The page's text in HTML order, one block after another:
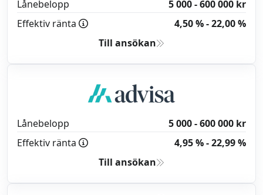
Lånebelopp
5 000 - 600 000 kr
Effektiv ränta
4,50 % - 22,00 %
Till ansökan
Lånebelopp
5 000 - 600 000 kr
Effektiv ränta
4,95 % - 22,99 %
Till ansökan